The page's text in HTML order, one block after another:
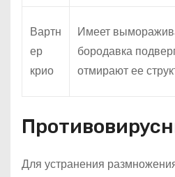
Вартн
ер
крио
Имеет
бородавка
отмирают ее
Для устранения